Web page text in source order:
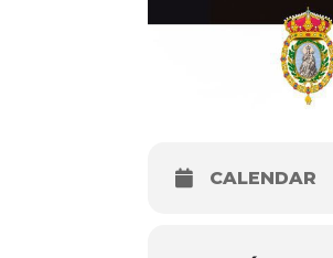
CALENDAR